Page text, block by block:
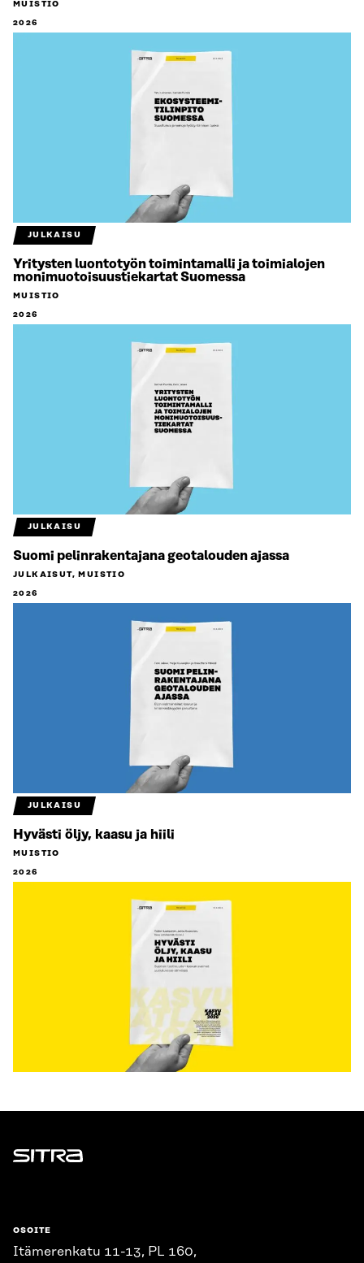
MUISTIO
2026
JULKAISU
Yritysten luontotyön toimintamalli ja toimialojen
monimuotoisuustiekartat Suomessa
MUISTIO
2026
JULKAISU
Suomi pelinrakentajana geotalouden ajassa
JULKAISUT, MUISTIO
2026
JULKAISU
Hyvästi öljy, kaasu ja hiili
MUISTIO
2026
Sitra
OSOITE
Itämerenkatu 11-13, PL 160,